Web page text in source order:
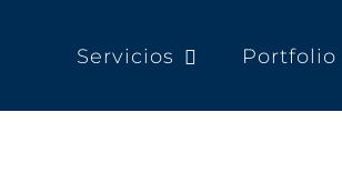
Servicios Portfolio